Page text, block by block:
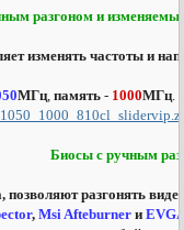
разгоном и
изменять частоты и
МГц,память - 1000МГц.
Биосы с ручным
позволяют разгонять
,Msi Afteburner и